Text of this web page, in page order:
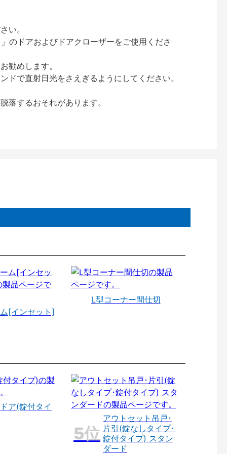
い。
のドアおよびドアクローザーをご使用くださ
勧めします。
で直射日光をさえぎるようにしてください。
するおそれがあります。
[インセット]
L型コーナー間仕切
ア(錠付タイ
アウトセット吊戸･
片引(錠なしタイプ･
錠付タイプ) スタン
ダード